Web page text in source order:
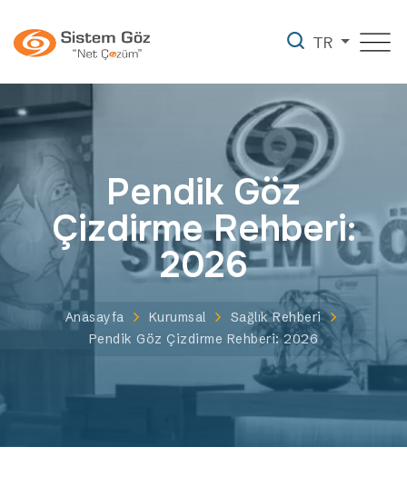
TR
Pendik Göz
Çizdirme Rehberi:
2026
Anasayfa Kurumsal
Sağlık Rehberi
Pendik Göz Çizdirme Rehberi: 2026